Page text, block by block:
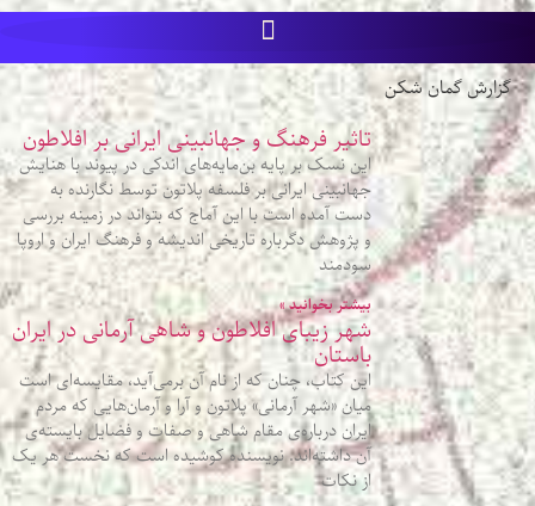
گزارش گمان شکن
تاثیر فرهنگ و جهانبینی ایرانی بر افلاطون
این نسک بر پایه بن‌مایه‌های اندکی در پیوند با هنایش
جهانبینی ایرانی بر فلسفه پلاتون توسط نگارنده به
دست آمده است با این آماج که بتواند در زمینه بررسی
و پژوهش دگرباره تاریخی اندیشه و فرهنگ ایران و اروپا
سودمند
بیشتر بخوانید »
شهر زیبای افلاطون و شاهی آرمانی در ایران
باستان
این کتاب، چنان که از نام آن برمی‌آید، مقایسه‌ای‌ است
میان «شهر آرمانی» پلاتون و آرا و آرمان‌هایی که مردم
ایران درباره‌‌ی مقام شاهی و صفات و فضایل بایسته‌ی
آن داشته‌اند. نویسنده کوشیده است که نخست هر یک
از نکات